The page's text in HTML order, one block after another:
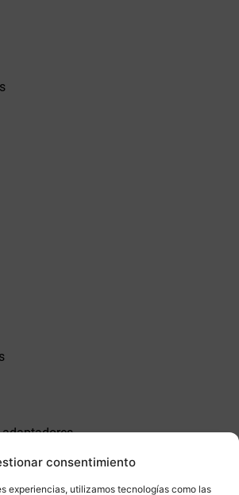
consentimiento
experiencias, utilizamos tecnologías como las